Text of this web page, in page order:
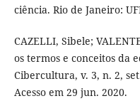
ciência. Rio de Janeiro:
CAZELLI, Sibele;
os termos e conceitos da
Cibercultura, v. 3, n. 2,
Acesso em 29 jun. 2020.